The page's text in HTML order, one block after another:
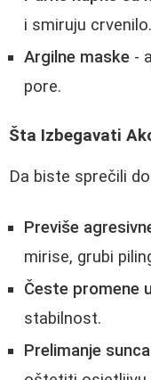
i smiruju crvenilo.
Argilne maske -
pore.
Šta Izbegavati
Da biste sprečili
Previše
mirise, grubi
Česte promene
stabilnost.
Prelimanje